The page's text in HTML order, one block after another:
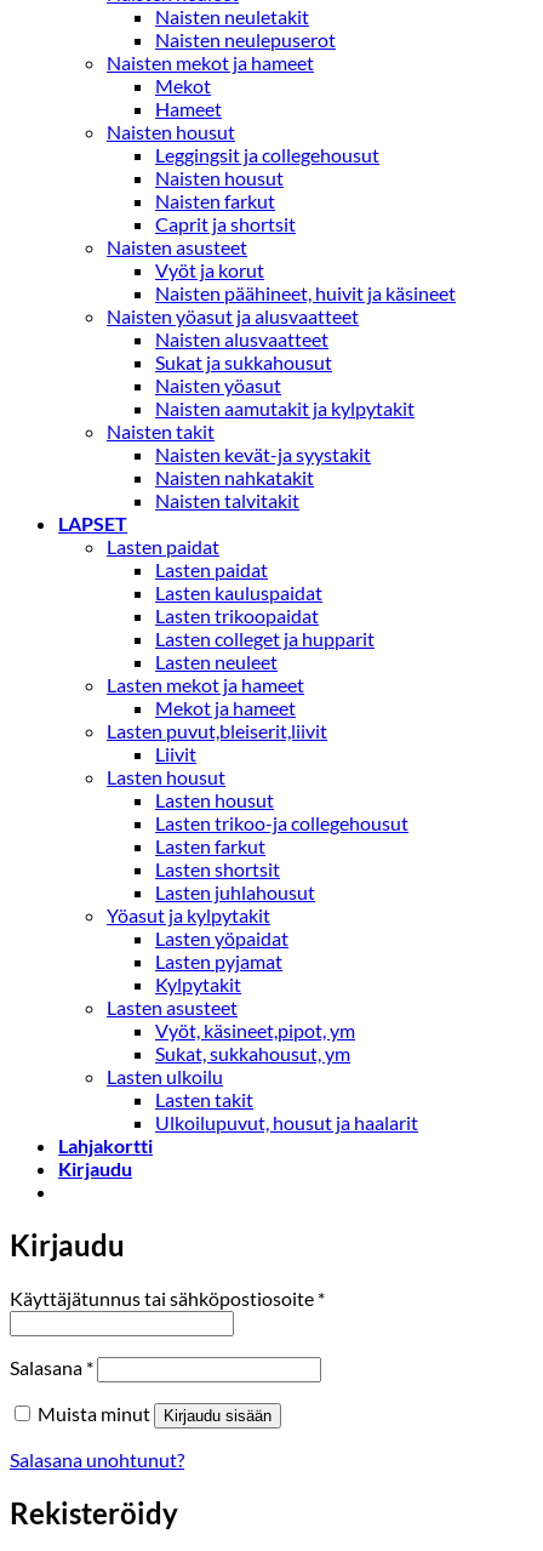
Naisten neuletakit
Naisten neulepuserot
Naisten mekot ja hameet
Mekot
Hameet
Naisten housut
Leggingsit ja collegehousut
Naisten housut
Naisten farkut
Caprit ja shortsit
Naisten asusteet
Vyöt ja korut
Naisten päähineet, huivit ja käsineet
Naisten yöasut ja alusvaatteet
Naisten alusvaatteet
Sukat ja sukkahousut
Naisten yöasut
Naisten aamutakit ja kylpytakit
Naisten takit
Naisten kevät-ja syystakit
Naisten nahkatakit
Naisten talvitakit
LAPSET
Lasten paidat
Lasten paidat
Lasten kauluspaidat
Lasten trikoopaidat
Lasten colleget ja hupparit
Lasten neuleet
Lasten mekot ja hameet
Mekot ja hameet
Lasten puvut,bleiserit,liivit
Liivit
Lasten housut
Lasten housut
Lasten trikoo-ja collegehousut
Lasten farkut
Lasten shortsit
Lasten juhlahousut
Yöasut ja kylpytakit
Lasten yöpaidat
Lasten pyjamat
Kylpytakit
Lasten asusteet
Vyöt, käsineet,pipot, ym
Sukat, sukkahousut, ym
Lasten ulkoilu
Lasten takit
Ulkoilupuvut, housut ja haalarit
Lahjakortti
Kirjaudu
Kirjaudu
Käyttäjätunnus tai sähköpostiosoite *Vaaditaan
Salasana *Vaaditaan
Muista minut Kirjaudu sisään
Salasana unohtunut?
Rekisteröidy